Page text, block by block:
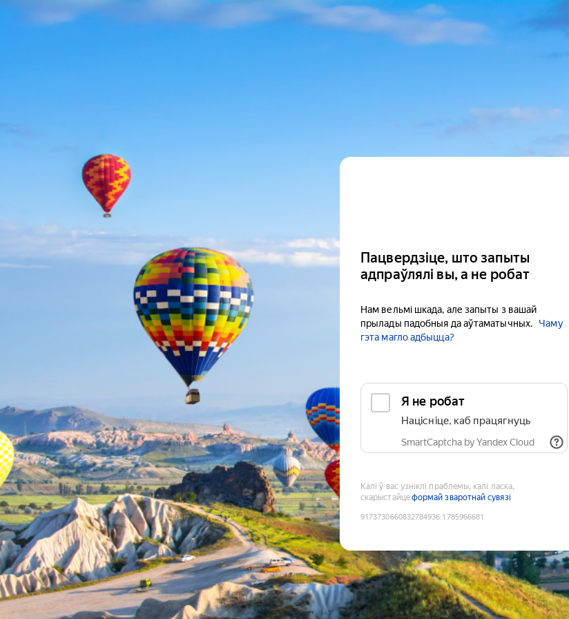
Пацвердзіце, што запыты
адпраўлялі вы, а не робат
Нам вельмі шкада, але запыты з вашай
прылады падобныя да аўтаматычных.
Чаму
гэта магло адбыцца?
Я не робат
Націсніце, каб працягнуць
SmartCaptcha by Yandex Cloud
Калі ў вас узніклі праблемы, калі ласка,
скарыстайцеформай зваротнай сувязі
9173730660832784936:1785966681